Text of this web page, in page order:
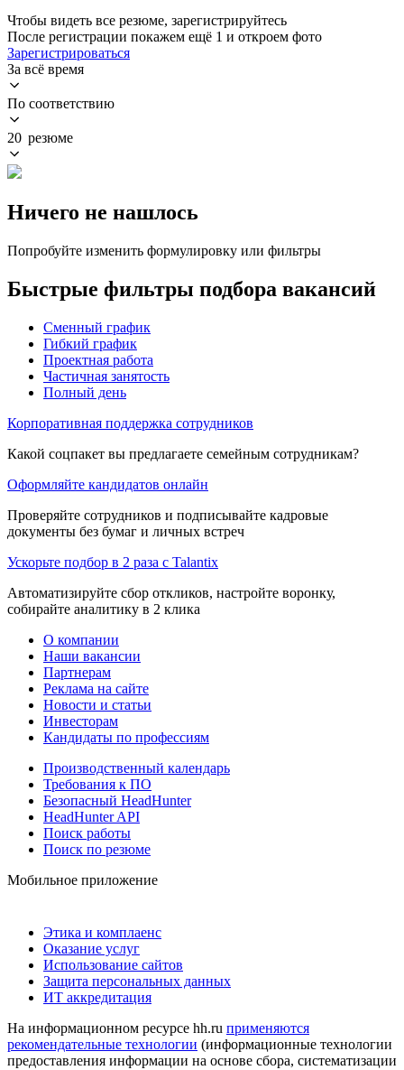
Чтобы видеть все резюме, зарегистрируйтесь
После регистрации покажем ещё 1 и откроем фото
Зарегистрироваться
За всё время
По соответствию
20 резюме
Ничего не нашлось
Попробуйте изменить формулировку или фильтры
Быстрые фильтры подбора вакансий
Сменный график
Гибкий график
Проектная работа
Частичная занятость
Полный день
Корпоративная поддержка сотрудников
Какой соцпакет вы предлагаете семейным сотрудникам?
Оформляйте кандидатов онлайн
Проверяйте сотрудников и подписывайте кадровые
документы без бумаг и личных встреч
Ускорьте подбор в 2 раза с Talantix
Автоматизируйте сбор откликов, настройте воронку,
собирайте аналитику в 2 клика
О компании
Наши вакансии
Партнерам
Реклама на сайте
Новости и статьи
Инвесторам
Кандидаты по профессиям
Производственный календарь
Требования к ПО
Безопасный HeadHunter
HeadHunter API
Поиск работы
Поиск по резюме
Мобильное приложение
Этика и комплаенс
Оказание услуг
Использование сайтов
Защита персональных данных
ИТ аккредитация
На информационном ресурсе hh.ru применяются
рекомендательные технологии (информационные технологии
предоставления информации на основе сбора, систематизации